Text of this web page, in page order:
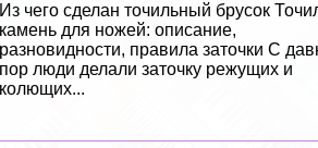
Из чего сделан точильный брусок
камень для ножей: описание,
разновидности, правила заточки С
пор люди делали заточку режущих и
колющих...